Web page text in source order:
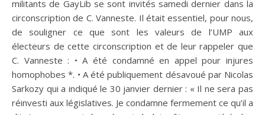
militants de GayLib se sont invités samedi dernier dans la
circonscription de C. Vanneste. Il était essentiel, pour nous,
de souligner ce que sont les valeurs de l’UMP aux
électeurs de cette circonscription et de leur rappeler que
C. Vanneste : • A été condamné en appel pour injures
homophobes *. • A été publiquement désavoué par Nicolas
Sarkozy qui a indiqué le 30 janvier dernier : « Il ne sera pas
réinvesti aux législatives. Je condamne fermement ce qu’il a